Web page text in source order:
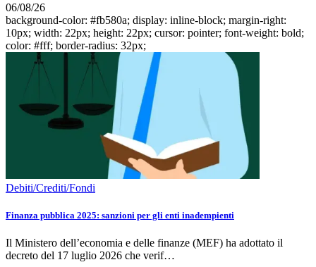
06/08/26
background-color: #fb580a; display: inline-block; margin-right:
10px; width: 22px; height: 22px; cursor: pointer; font-weight: bold;
color: #fff; border-radius: 32px;
Debiti/Crediti/Fondi
Finanza pubblica 2025: sanzioni per gli enti inadempienti
Il Ministero dell’economia e delle finanze (MEF) ha adottato il
decreto del 17 luglio 2026 che verif…